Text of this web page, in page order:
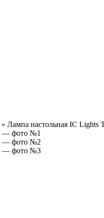
» Лампа настольная IC Lights